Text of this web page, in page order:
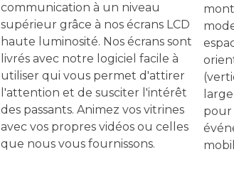
communication à un niveau
supérieur grâce à nos écrans LCD
haute luminosité. Nos écrans sont
livrés avec notre logiciel facile à
utiliser qui vous permet d'attirer
l'attention et de susciter l'intérêt
des passants. Animez vos vitrines
avec vos propres vidéos ou celles
que nous vous fournissons.
pour